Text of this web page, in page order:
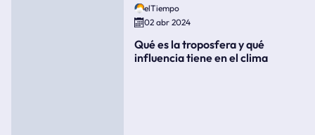
elTiempo
02 abr 2024
Qué es la troposfera y qué
influencia tiene en el clima